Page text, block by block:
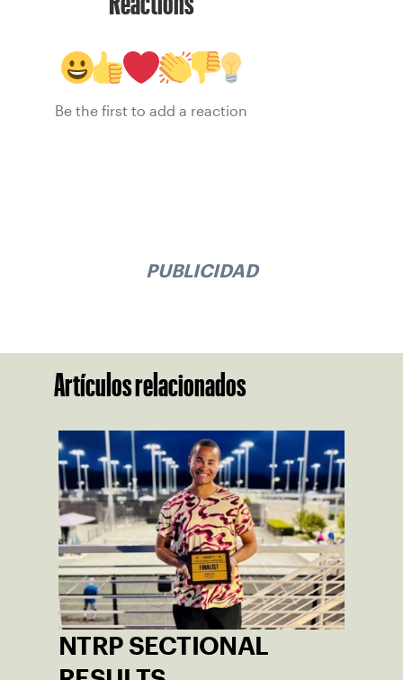
Be the first to add a reaction
PUBLICIDAD
Artículos relacionados
NTRP SECTIONAL